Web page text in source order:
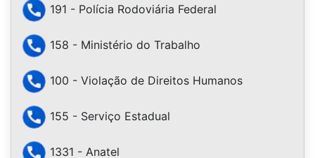
191 - Polícia Rodoviária Federal
158 - Ministério do Trabalho
100 - Violação de Direitos Humanos
155 - Serviço Estadual
1331 - Anatel